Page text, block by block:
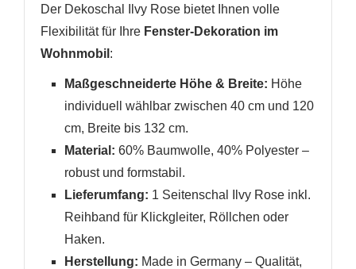
Der Dekoschal Ilvy Rose bietet Ihnen volle
Flexibilität für Ihre Fenster-Dekoration im
Wohnmobil :
Maßgeschneiderte Höhe & Breite: Höhe
individuell wählbar zwischen 40 cm und 120
cm, Breite bis 132 cm.
Material: 60% Baumwolle, 40% Polyester –
robust und formstabil.
Lieferumfang: 1 Seitenschal Ilvy Rose inkl.
Reihband für Klickgleiter, Röllchen oder
Haken.
Herstellung: Made in Germany – Qualität,